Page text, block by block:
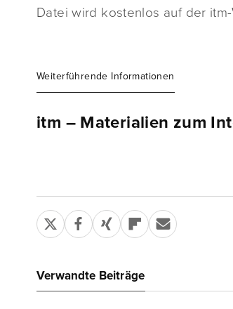
Datei wird kostenlos auf der
Weiterführende Informationen
itm – Materialien zum
Verwandte Beiträge